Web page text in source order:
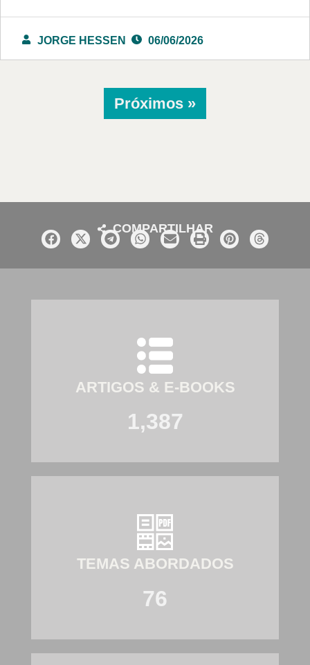
JORGE HESSEN 06/06/2026
Próximos »
COMPARTILHAR
ARTIGOS & E-BOOKS
1,387
TEMAS ABORDADOS
76